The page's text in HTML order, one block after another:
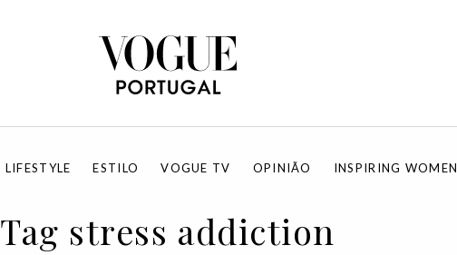
LIFESTYLE ESTILO VOGUE TV OPINIÃO INSPIRING WOMEN
Tag stress addiction